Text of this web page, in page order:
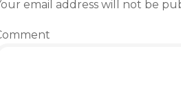
email address will not be